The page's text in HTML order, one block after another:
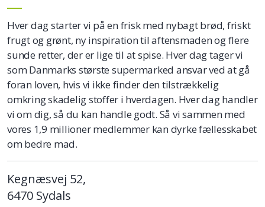
Hver dag starter vi på en frisk med nybagt brød, friskt
frugt og grønt, ny inspiration til aftensmaden og flere
sunde retter, der er lige til at spise. Hver dag tager vi
som Danmarks største supermarked ansvar ved at gå
foran loven, hvis vi ikke finder den tilstrækkelig
omkring skadelig stoffer i hverdagen. Hver dag handler
vi om dig, så du kan handle godt. Så vi sammen med
vores 1,9 millioner medlemmer kan dyrke fællesskabet
om bedre mad.
Kegnæsvej 52,
6470 Sydals